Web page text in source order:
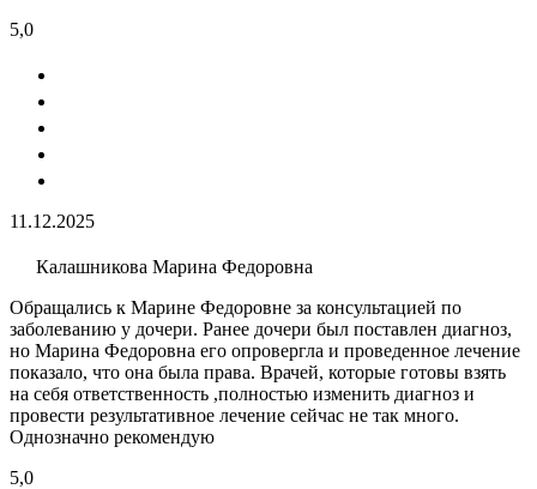
5,0
11.12.2025
Калашникова Марина Федоровна
Обращались к Марине Федоровне за консультацией по
заболеванию у дочери. Ранее дочери был поставлен диагноз,
но Марина Федоровна его опровергла и проведенное лечение
показало, что она была права. Врачей, которые готовы взять
на себя ответственность ,полностью изменить диагноз и
провести результативное лечение сейчас не так много.
Однозначно рекомендую
5,0